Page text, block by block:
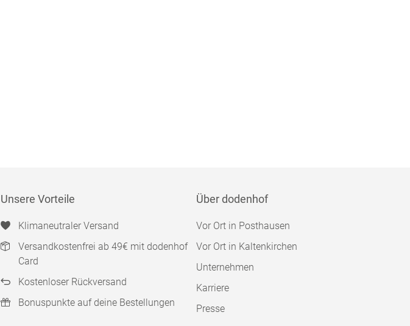
Unsere Vorteile
Klimaneutraler Versand
Versandkostenfrei ab 49€ mit dodenhof
Card
Kostenloser Rückversand
Bonuspunkte auf deine Bestellungen
Über dodenhof
Vor Ort in Posthausen
Vor Ort in Kaltenkirchen
Unternehmen
Karriere
Presse